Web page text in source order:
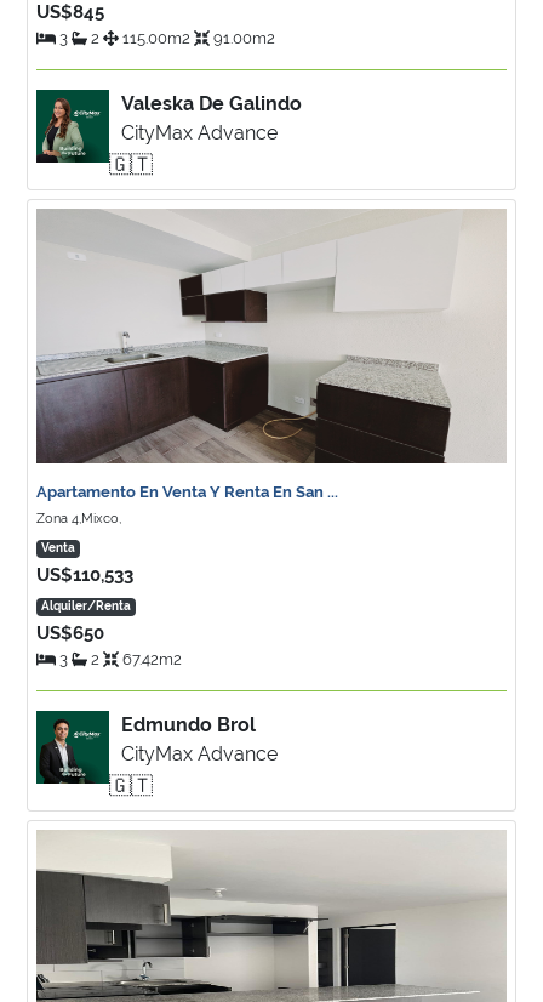
US$845
3 2 115.00m2 91.00m2
Valeska De Galindo
CityMax Advance
🇬🇹
Apartamento En Venta Y Renta En San ...
Zona 4,Mixco,
Venta
US$110,533
Alquiler/Renta
US$650
3 2 67.42m2
Edmundo Brol
CityMax Advance
🇬🇹